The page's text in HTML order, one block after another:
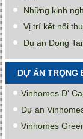
Những kinh
Vị trí kết nối
Du an Dong
DỰ ÁN TRỌNG
Vinhomes D'
Dự án
Vinhomes